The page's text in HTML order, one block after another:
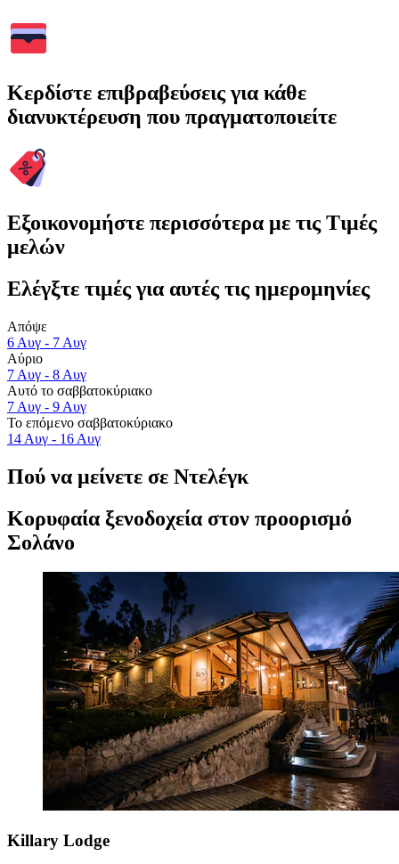
Κερδίστε επιβραβεύσεις για κάθε
διανυκτέρευση που πραγματοποιείτε
Εξοικονομήστε περισσότερα με τις Τιμές
μελών
Ελέγξτε τιμές για αυτές τις ημερομηνίες
Απόψε
6 Αυγ - 7 Αυγ
Αύριο
7 Αυγ - 8 Αυγ
Αυτό το σαββατοκύριακο
7 Αυγ - 9 Αυγ
Το επόμενο σαββατοκύριακο
14 Αυγ - 16 Αυγ
Πού να μείνετε σε Ντελέγκ
Κορυφαία ξενοδοχεία στον προορισμό
Σολάνο
Killary Lodge